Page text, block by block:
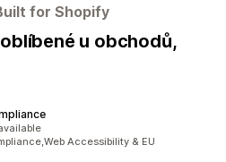
for Shopify
u obchodů,
Accessibility & EU